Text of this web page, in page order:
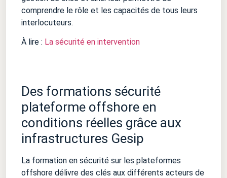
comprendre le rôle et les capacités de tous leurs
interlocuteurs.
À lire : La sécurité en intervention
Des formations sécurité
plateforme offshore en
conditions réelles grâce aux
infrastructures Gesip
La formation en sécurité sur les plateformes
offshore délivre des clés aux différents acteurs de